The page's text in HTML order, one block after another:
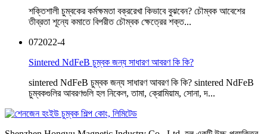
শক্তিশালী চুম্বকের কর্মক্ষমতা বক্ররেখা কিভাবে বুঝবেন? চৌম্বক আবেশের
তীব্রতা শূন্যে কমাতে বিপরীত চৌম্বক ক্ষেত্রের শক্ত...
072022-4
Sintered NdFeB চুম্বক জন্য সাধারণ আবরণ কি কি?
sintered NdFeB চুম্বক জন্য সাধারণ আবরণ কি কি? sintered NdFeB
চুম্বকগুলির আবরণগুলি হল নিকেল, তামা, ক্রোমিয়াম, সোনা, দ...